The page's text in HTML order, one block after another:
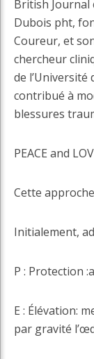
British Journal
Dubois pht,
Coureur, et
chercheur
de
contribué à
blessures
PEACE and
Cette
Initialement,
P : Protection
E : Élévation:
par gravité